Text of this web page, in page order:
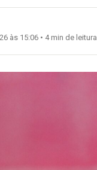
às 15:06 • 4 min de leitura